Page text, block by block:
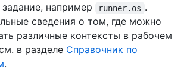
например
runner.os .
сведения о том, где можно
различные контексты в рабочем
в разделе Справочник по
.